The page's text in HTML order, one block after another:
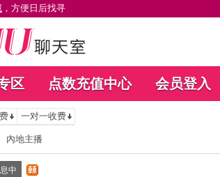
，方便日后找寻
区 点数充值中心 会员登入
一对一收费
內地主播
中